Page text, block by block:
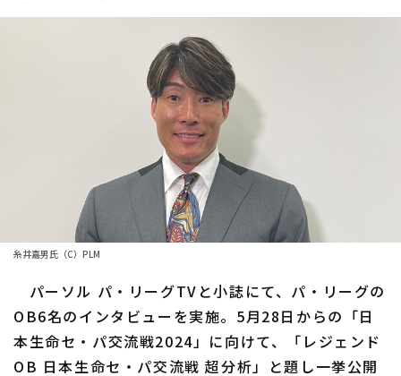
1軍公式戦
ファーム東地区
ファーム西地区
交流戦
選手名鑑
選手名鑑トップ
北海道日本ハムファイターズ
東北楽天ゴールデンイーグルス
埼玉西武ライオンズ
ニュース
糸井嘉男氏（C）PLM
パーソル パ・リーグTVと小誌にて、パ・リーグの
OB6名のインタビューを実施。5月28日からの「日
本生命セ・パ交流戦2024」に向けて、「レジェンド
OB 日本生命セ・パ交流戦 超分析」と題し一挙公開